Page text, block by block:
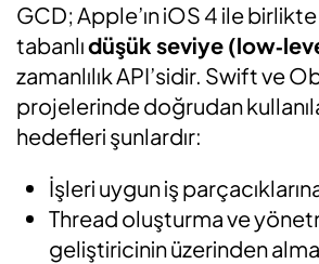
GCD; Apple’ın iOS 4 ile
tabanlıdüşük seviye
zamanlılık API’sidir. Swift ve
projelerinde doğrudan
hedefleri şunlardır:
İşleri uygun iş
Thread oluşturma ve
geliştiricinin üzerinden